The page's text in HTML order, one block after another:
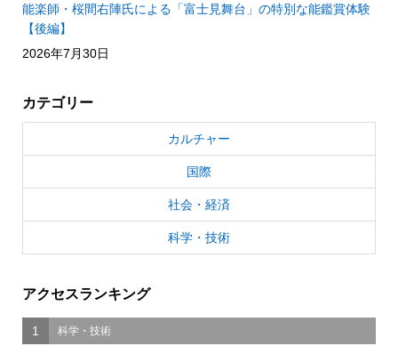
能楽師・桜間右陣氏による「富士見舞台」の特別な能鑑賞体験
【後編】
2026年7月30日
カテゴリー
カルチャー
国際
社会・経済
科学・技術
アクセスランキング
1 科学・技術